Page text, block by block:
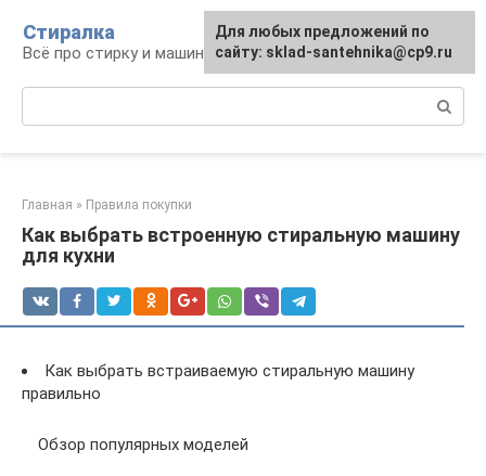
контенту
Стиралка
Всё про стирку и машинки
Главная » Правила покупки
Как выбрать встроенную стиральную машину
для кухни
Как выбрать встраиваемую стиральную машину
правильно
Обзор популярных моделей
Для любых предложений по
сайту: sklad-santehnika@cp9.ru